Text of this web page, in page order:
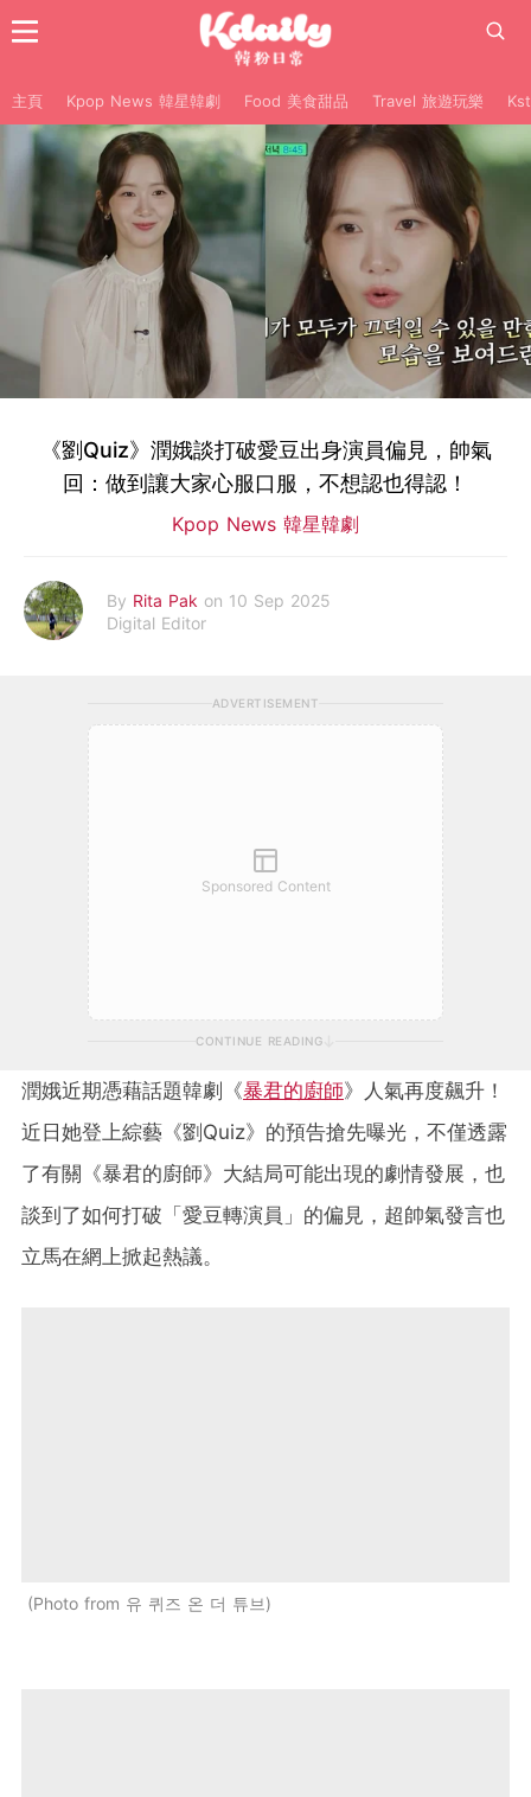
主頁 Kpop News 韓星韓劇 Food 美食甜品 Travel 旅遊玩樂
《劉Quiz》潤娥談打破愛豆出身演員偏見，帥氣
回：做到讓大家心服口服，不想認也得認！
Kpop News 韓星韓劇
By Rita Pak on 10 Sep 2025
Digital Editor
ADVERTISEMENT
Sponsored Content
CONTINUE READING
潤娥近期憑藉話題韓劇《暴君的廚師》人氣再度飆升！
近日她登上綜藝《劉Quiz》的預告搶先曝光， 不僅透露
了有關《暴君的廚師》大結局可能出現的劇情發展，也
談到了如何打破「愛豆轉演員」的偏見，超帥氣發言也
立馬在網上掀起熱議。
Photo from 유 퀴즈 온 더 튜브